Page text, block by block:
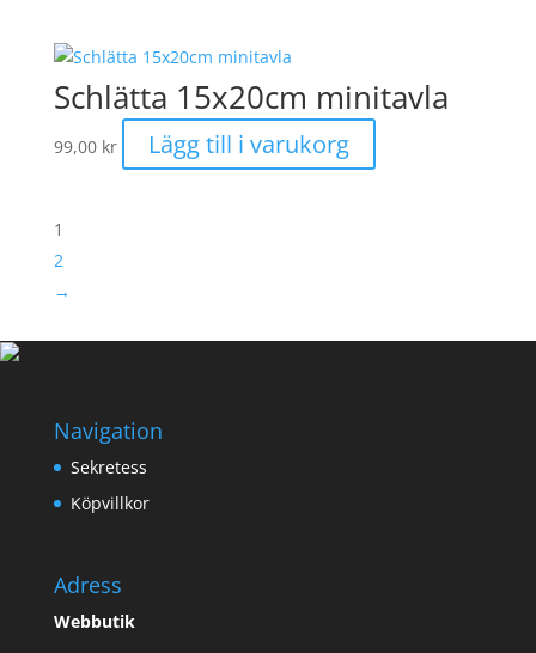
Schlätta 15x20cm minitavla
99,00 kr Lägg till i varukorg
1
2
→
Navigation
Sekretess
Köpvillkor
Adress
Webbutik